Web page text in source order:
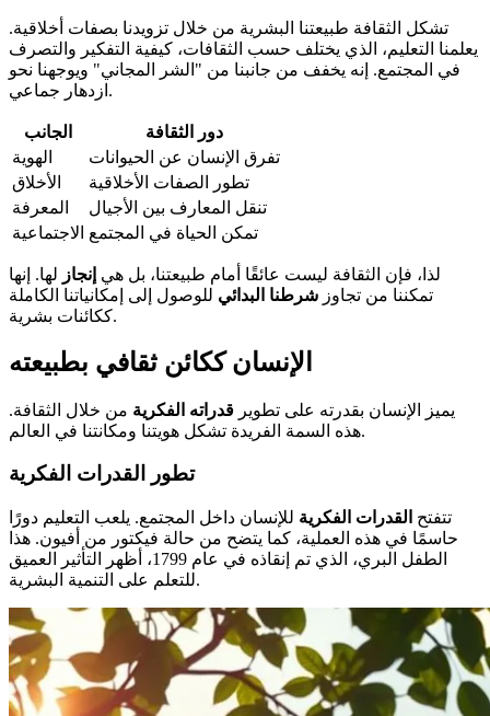
تشكل الثقافة طبيعتنا البشرية من خلال تزويدنا بصفات أخلاقية.
يعلمنا التعليم، الذي يختلف حسب الثقافات، كيفية التفكير والتصرف
في المجتمع. إنه يخفف من جانبنا من "الشر المجاني" ويوجهنا نحو
ازدهار جماعي.
الجانب
دور الثقافة
الهوية
تفرق الإنسان عن الحيوانات
الأخلاق
تطور الصفات الأخلاقية
المعرفة
تنقل المعارف بين الأجيال
الاجتماعية تمكن الحياة في المجتمع
لذا، فإن الثقافة ليست عائقًا أمام طبيعتنا، بل هي إنجاز لها. إنها
تمكننا من تجاوز شرطنا البدائي للوصول إلى إمكانياتنا الكاملة
ككائنات بشرية.
الإنسان ككائن ثقافي بطبيعته
يميز الإنسان بقدرته على تطوير قدراته الفكرية من خلال الثقافة.
هذه السمة الفريدة تشكل هويتنا ومكانتنا في العالم.
تطور القدرات الفكرية
تتفتح القدرات الفكرية للإنسان داخل المجتمع. يلعب التعليم دورًا
حاسمًا في هذه العملية، كما يتضح من حالة فيكتور من أفيون. هذا
الطفل البري، الذي تم إنقاذه في عام 1799، أظهر التأثير العميق
للتعلم على التنمية البشرية.